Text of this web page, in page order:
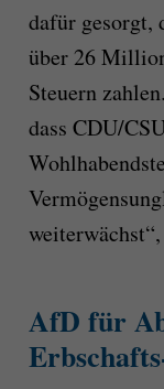
dafür gesorgt,
über 26
Steuern
dass CDU/
AfD für